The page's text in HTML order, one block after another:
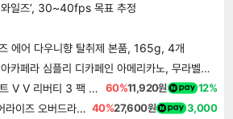
와일즈’, 30~40fps 목표 추정
에어 다우니향 탈취제 본품, 165g, 4개
라 심플리 디카페인 아메리카노, 무라벨, 400ml, 20개
디제이맥스 리스펙트 V V 리버티 3 팩 DJMAX RESPECT V V Liberty 3 Pack DLC 60%11,920원 12%
나 혼자만 레벨업 어라이즈 오버드라이브 Solo Leveling Arise 40%27,600원 3,000